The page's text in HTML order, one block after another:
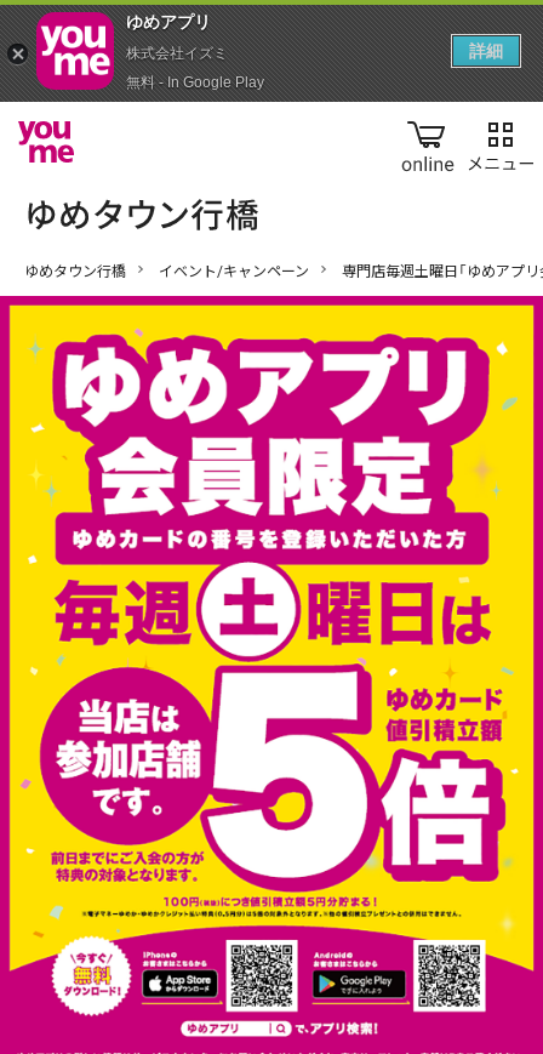
online
ゆめタウン行橋 イベント/キャンペーン 専門店毎週土曜日「ゆめアプ
ゆめアプ‪リ‬
株式会社イズミ
無料 - In Google Play
詳細